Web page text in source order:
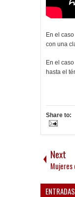
En el
con una
En el
hasta el
Share to:
Next
Mujeres